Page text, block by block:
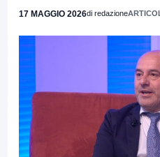
17 MAGGIO 2026di redazione